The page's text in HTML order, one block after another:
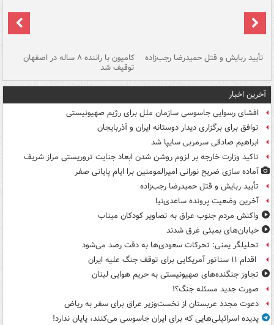
تأیید ربایش و قتل حمیدرضا رجب‌زاده کامیون با راننده ۸ ساله در اصفهان
توقیف شد
آخرین اخبار
افشای رسوایی جاسوسی سازمان ملل برای رژیم صهیونیستی
توافق برای برگزاری دیدار دوستانه ایران و آذربایجان
ابراهیم صادقی سرمربی سایپا شد
تاکید وزارت خارجه بر لزوم روشن شدن ابعاد جنایت تروریستی مراز شریف
آماده سازی ضریح نورانی امیرالمومنین برا ایام پایانی صفر
تأیید ربایش و قتل حمیدرضا رجب‌زاده
آخرین وضعیت پرونده ساعدی‌نیا
واکنش مردم جنوب عراق به تصاویر کودکان میناب
خیابان‌های بمبئی غرق شدند
تحلیلگر یمنی: تحرکات سعودی‌ها به دقت رصد می‌شود
اقدام ۱۱ سناتور آمریکایی برای توقف جنگ علیه ایران
تجاوز جنگنده‌های صهیونیستی به حریم هوایی لبنان
صورت جدید مسئله جنگ؟!
دعوت مجدد عربستان از نخست‌وزیر عراق برای سفر به ریاض
پدیده اسرائیلی‌هایی که برای ایران جاسوسی می‌کنند، پایان ندارد!